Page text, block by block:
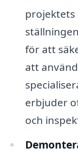
för att
att
erbjuder
och